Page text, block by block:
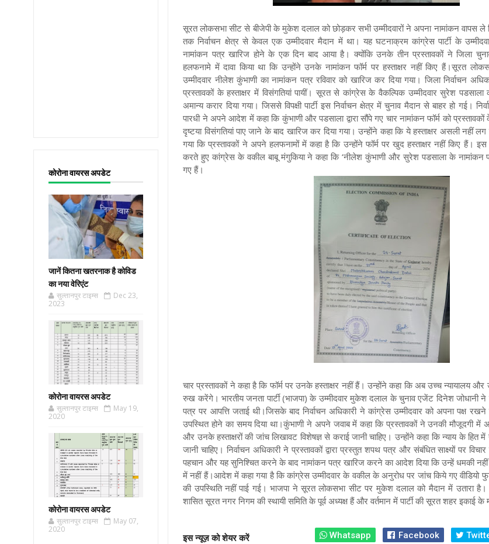
कोरोना वायरस अपडेट
जानें कितना खतरनाक है कोविड
का नया वेरिएंट
सुल्तानपुर टाइम्स
Dec 23,
2023
कोरोना वायरस अपडेट
सुल्तानपुर टाइम्स
May 19,
2020
कोरोना वायरस अपडेट
सुल्तानपुर टाइम्स
May 07,
2020
सूरत लोकसभा सीट से बीजेपी के मुकेश दलाल को छोड़कर सभी उम्मीदवारों ने अपना नामांकन वापस
तक निर्वाचन क्षेत्र से केवल एक उम्मीदवार मैदान में था। यह घटनाक्रम कांग्रेस पार्टी के
नामांकन पत्र खारिज होने के एक दिन बाद आया है। क्योंकि उनके तीन प्रस्तावकों ने जिला
हलफनामे में दावा किया था कि उन्होंने उनके नामांकन फॉर्म पर हस्ताक्षर नहीं किए हैं।सूरत
उम्मीदवार नीलेश कुंभाणी का नामांकन पत्र रविवार को खारिज कर दिया गया। जिला निर्वाचन
प्रस्तावकों के हस्ताक्षर में विसंगतियां पायीं। सूरत से कांग्रेस के वैकल्पिक उम्मीदवार सुरेश पडसाला
अमान्य करार दिया गया। जिससे विपक्षी पार्टी इस निर्वाचन क्षेत्र में चुनाव मैदान से बाहर हो गई।
पारधी ने अपने आदेश में कहा कि कुंभाणी और पडसाला द्वारा सौंपे गए चार नामांकन फॉर्म को प्रस्तावकों
दृष्टया विसंगतियां पाए जाने के बाद खारिज कर दिया गया। उन्होंने कहा कि ये हस्ताक्षर असली नहीं
गया कि प्रस्तावकों ने अपने हलफनामों में कहा है कि उन्होंने फॉर्म पर खुद हस्ताक्षर नहीं किए हैं।
करते हुए कांग्रेस के वकील बाबू मंगुकिया ने कहा कि ‘नीलेश कुंभाणी और सुरेश पडसाला के नामांकन
गए हैं।
चार प्रस्तावकों ने कहा है कि फॉर्म पर उनके हस्ताक्षर नहीं हैं। उन्होंने कहा कि अब उच्च न्यायालय और
रुख करेंगे। भारतीय जनता पार्टी (भाजपा) के उम्मीदवार मुकेश दलाल के चुनाव एजेंट दिनेश जोधानी ने
पत्र पर आपत्ति जताई थी।जिसके बाद निर्वाचन अधिकारी ने कांग्रेस उम्मीदवार को अपना पक्ष
उपस्थित होने का समय दिया था।कुंभाणी ने अपने जवाब में कहा कि प्रस्तावकों ने उनकी मौजूदगी में
और उनके हस्ताक्षरों की जांच लिखावट विशेषज्ञ से कराई जानी चाहिए। उन्होंने कहा कि न्याय के हित
जानी चाहिए। निर्वाचन अधिकारी ने प्रस्तावकों द्वारा प्रस्तुत शपथ पत्र और संबंधित साक्ष्यों पर
पहचान और यह सुनिश्चित करने के बाद नामांकन पत्र खारिज करने का आदेश दिया कि उन्हें धमकी नहीं
में नहीं हैं।आदेश में कहा गया है कि कांग्रेस उम्मीदवार के वकील के अनुरोध पर जांच किये गए वीडियो
की उपस्थिति नहीं पाई गई। भाजपा ने सूरत लोकसभा सीट पर मुकेश दलाल को मैदान में उतारा
शासित सूरत नगर निगम की स्थायी समिति के पूर्व अध्यक्ष हैं और वर्तमान में पार्टी की सूरत शहर इकाई के
इस न्यूज़ को शेयर करें Whatsapp Facebook